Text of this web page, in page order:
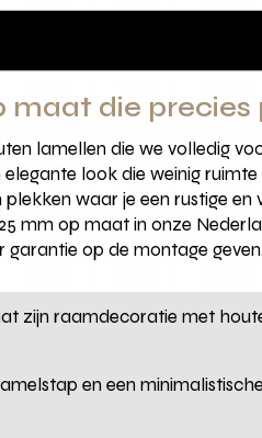
die precies
lamellen die we volledig
elegante look die weinig
waar je een rustige
mm op maat in onze
op de montage
zijn raamdecoratie met
en een